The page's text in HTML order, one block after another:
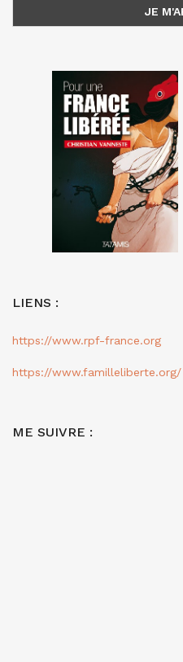
LIENS :
https://www.rpf-france.org
https://www.familleliberte.org/
ME SUIVRE :